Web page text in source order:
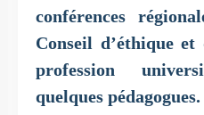
conférences
Conseil d’éthique
profession
quelques pédagogues.